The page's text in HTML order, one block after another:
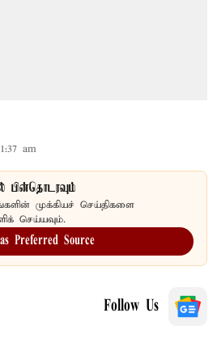
am
பின்தொடரவும்
முக்கியச் செய்திகளை
செய்யவும்.
Preferred Source
Follow Us